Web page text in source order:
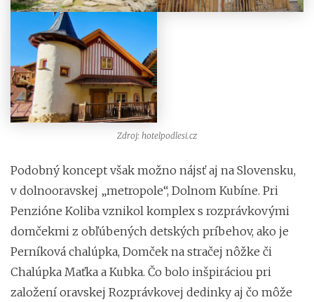
Zdroj: hotelpodlesi.cz
Podobný koncept však možno nájsť aj na Slovensku,
v dolnooravskej „metropole“, Dolnom Kubíne. Pri
Penzióne Koliba vznikol komplex s rozprávkovými
domčekmi z obľúbených detských príbehov, ako je
Perníková chalúpka, Domček na stračej nôžke či
Chalúpka Maťka a Kubka. Čo bolo inšpiráciou pri
založení oravskej Rozprávkovej dedinky aj čo môže